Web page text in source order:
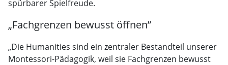
spürbarer Spielfreude.
„Fachgrenzen bewusst öffnen”
„Die Humanities sind ein zentraler Bestandteil unserer
Montessori-Pädagogik, weil sie Fachgrenzen bewusst